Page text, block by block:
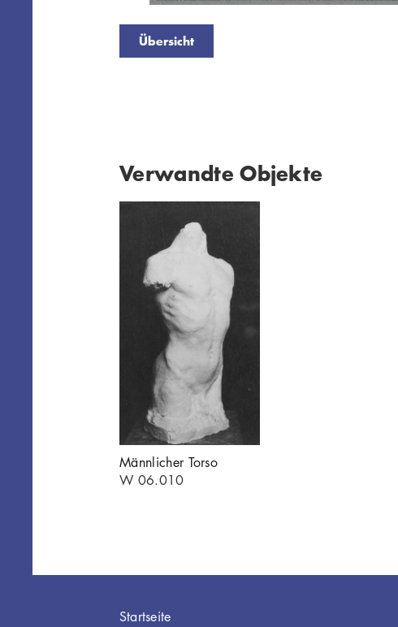
Übersicht
Verwandte Objekte
Männlicher Torso
W 06.010
Hauptnavigation
Startseite